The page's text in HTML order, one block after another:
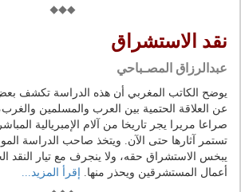
نقد الاستشراق
عبدالرزاق المصـباحي
يوضح الكاتب المغربي أن هذه الدراسة تكشف بعض
عن العلاقة الحتمية بين العرب والمسلمين
صراعا مريرا يجر تاريخا من آلام الإمبريالية
تستمر آثارها حتى الآن. ويتخذ صاحب الدراسة
يبخس الاستشراق حقه، ولا ينجرف مع تيار النقد
أعمال المستشرقين ويحذر منها.
إقرأ المزيد...